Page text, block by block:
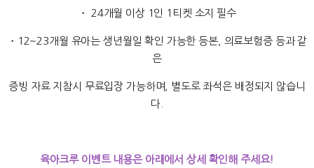
・ 24개월 이상 1인 1티켓 소지 필수
・12~23개월 유아는 생년월일 확인 가능한 등본, 의료보험증 등과 같
은
증빙 자료 지참시 무료입장 가능하며, 별도로 좌석은 배정되지 않습니
다.
육아크루 이벤트 내용은 아래에서 상세 확인해 주세요!